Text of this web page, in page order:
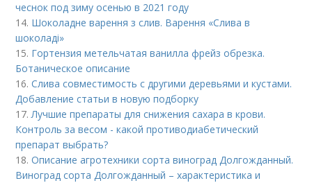
чеснок под зиму осенью в 2021 году
14. Шоколадне варення з слив. Варення «Слива в
шоколаді»
15. Гортензия метельчатая ванилла фрейз обрезка.
Ботаническое описание
16.Слива совместимость с другими деревьями и кустами.
Добавление статьи в новую подборку
17.Лучшие препараты для снижения сахара в крови.
Контроль за весом - какой противодиабетический
препарат выбрать?
18.Описание агротехники сорта виноград Долгожданный.
Виноград сорта Долгожданный – характеристика и